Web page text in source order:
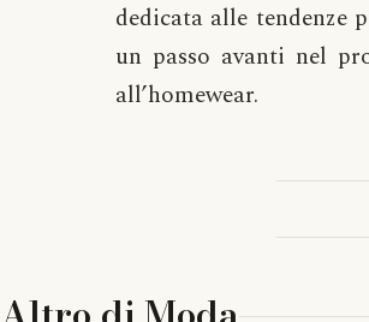
dedicata alle tendenze
un passo avanti nel
all’homewear.